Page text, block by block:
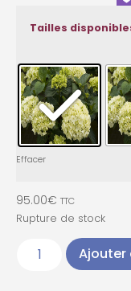
Tailles
Effacer
95.00€ TTC
Rupture de stock
Ajouter